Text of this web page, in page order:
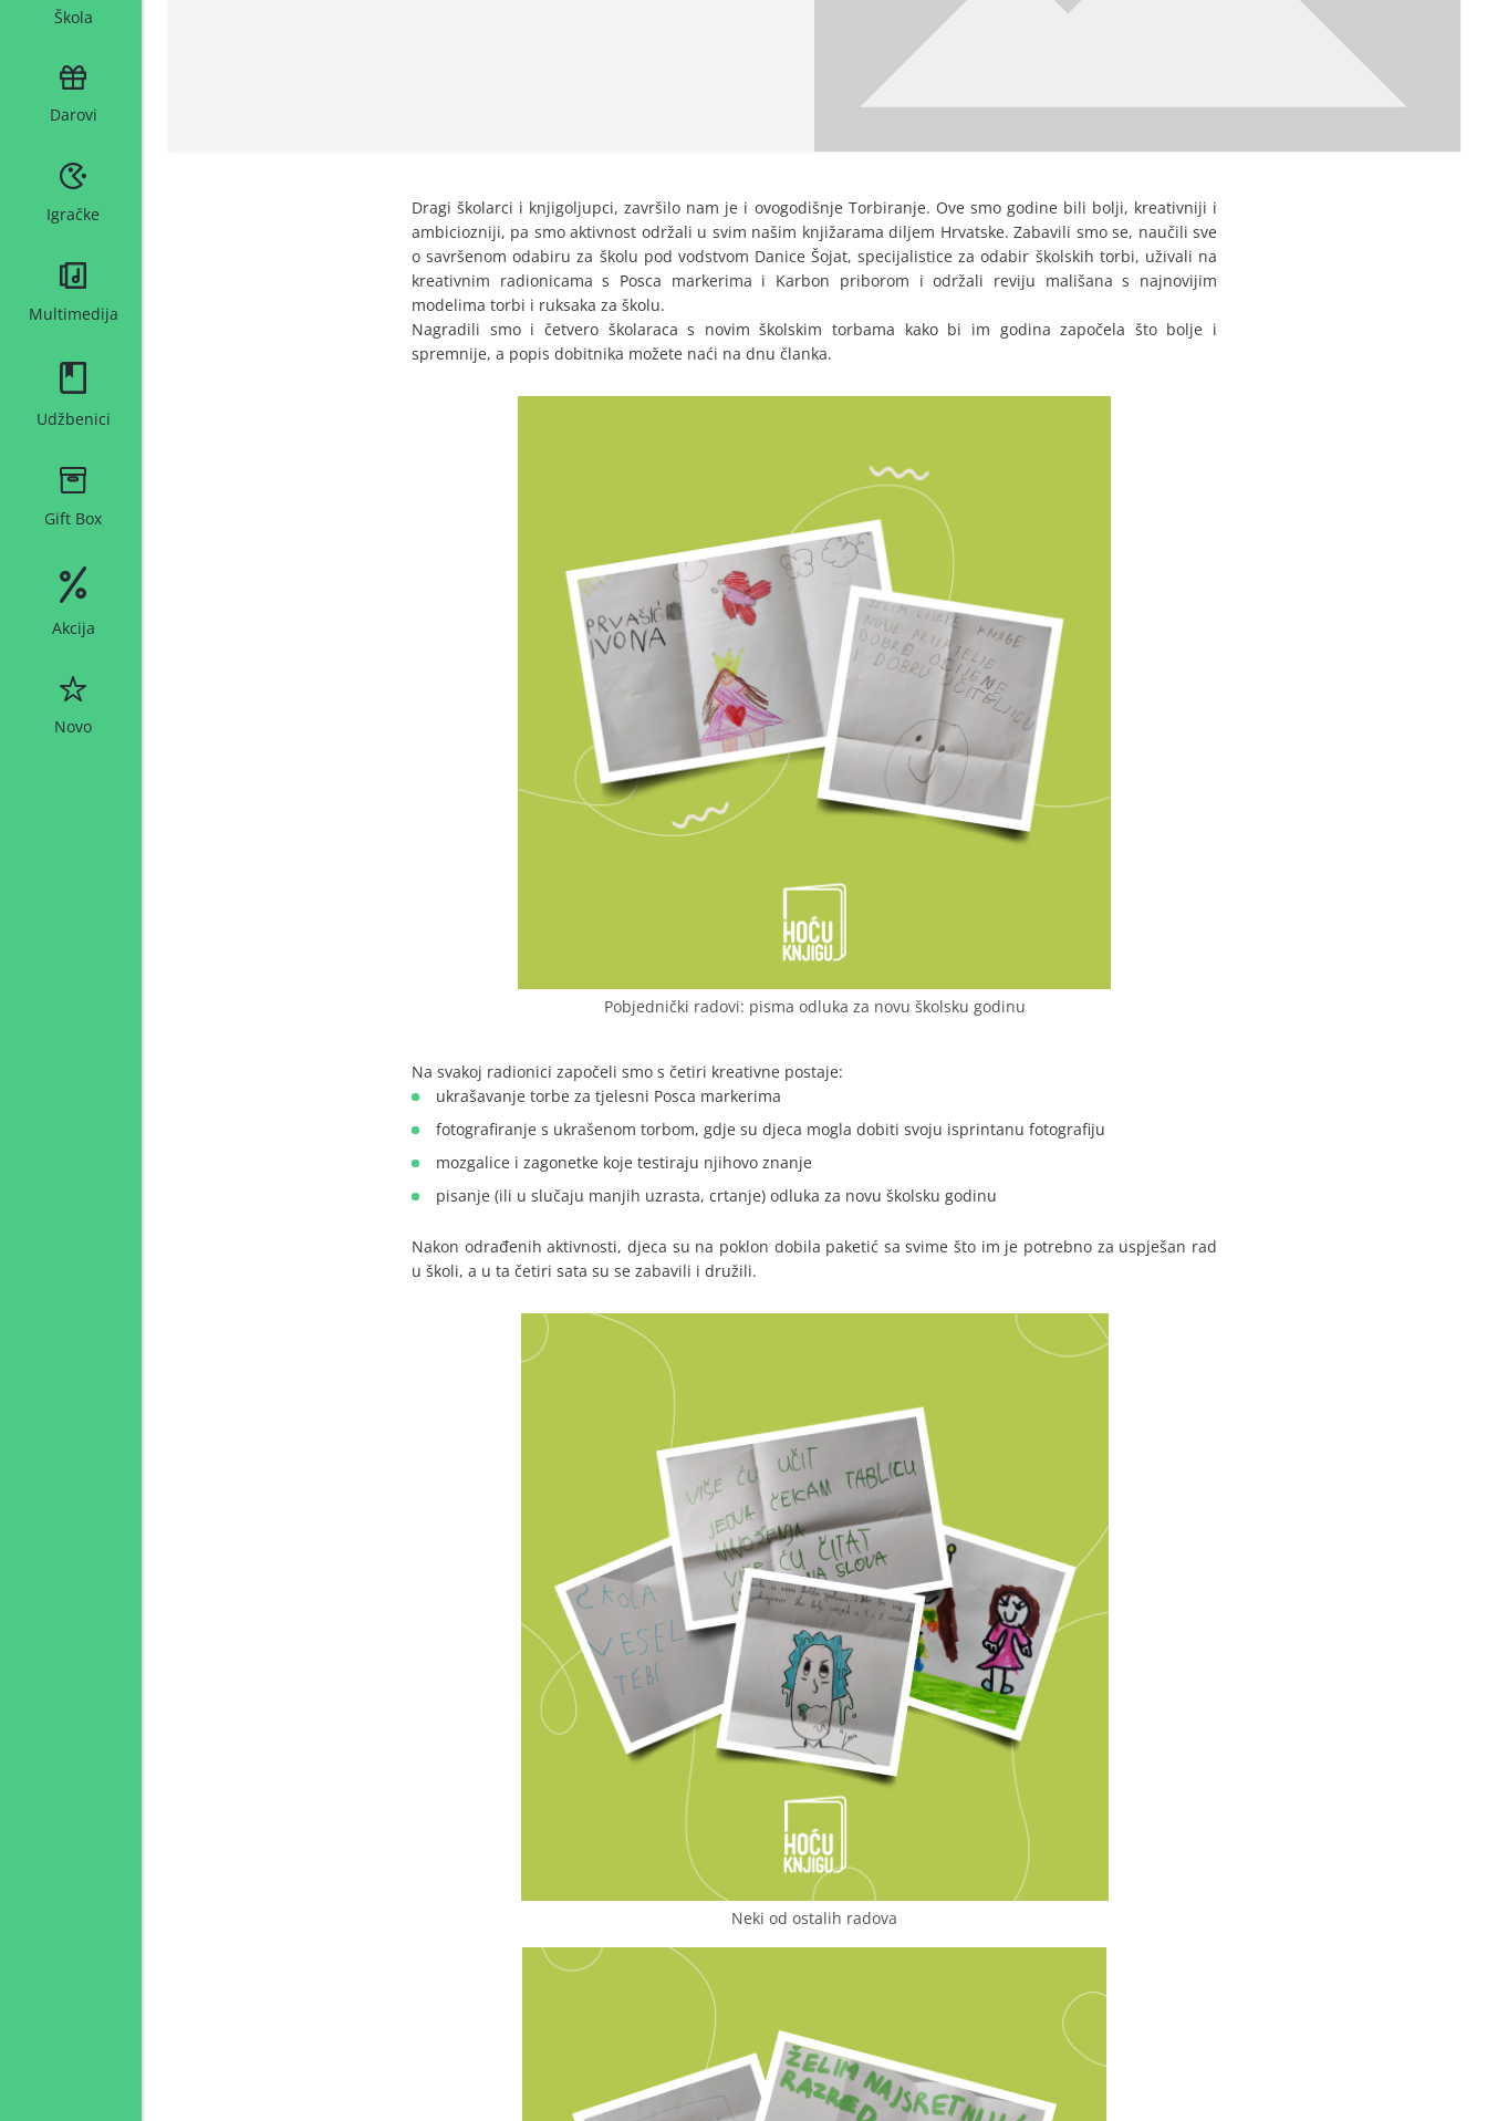
Škola
Darovi
Igračke
Multimedija
Udžbenici
Gift Box
Akcija
Novo
Dragi školarci i knjigoljupci, završilo nam je i ovogodišnje Torbiranje. Ove smo godine bili bolji, kreativniji i
ambiciozniji, pa smo aktivnost održali u svim našim knjižarama diljem Hrvatske. Zabavili smo se, naučili sve
o savršenom odabiru za školu pod vodstvom Danice Šojat, specijalistice za odabir školskih torbi, uživali na
kreativnim radionicama s Posca markerima i Karbon priborom i održali reviju mališana s najnovijim
modelima torbi i ruksaka za školu.
Nagradili smo i četvero školaraca s novim školskim torbama kako bi im godina započela što bolje i
spremnije, a popis dobitnika možete naći na dnu članka.
Pobjednički radovi: pisma odluka za novu školsku godinu
Na svakoj radionici započeli smo s četiri kreativne postaje:
ukrašavanje torbe za tjelesni Posca markerima
fotografiranje s ukrašenom torbom, gdje su djeca mogla dobiti svoju isprintanu fotografiju
mozgalice i zagonetke koje testiraju njihovo znanje
pisanje (ili u slučaju manjih uzrasta, crtanje) odluka za novu školsku godinu
Nakon odrađenih aktivnosti, djeca su na poklon dobila paketić sa svime što im je potrebno za uspješan rad
u školi, a u ta četiri sata su se zabavili i družili.
Neki od ostalih radova